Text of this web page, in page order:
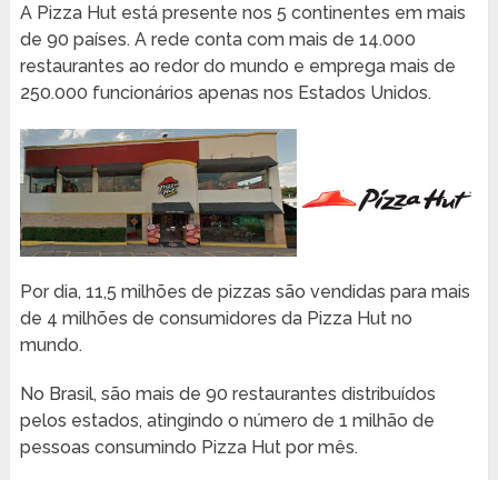
A Pizza Hut está presente nos 5 continentes em mais
de 90 países. A rede conta com mais de 14.000
restaurantes ao redor do mundo e emprega mais de
250.000 funcionários apenas nos Estados Unidos.
Por dia, 11,5 milhões de pizzas são vendidas para mais
de 4 milhões de consumidores da Pizza Hut no
mundo.
No Brasil, são mais de 90 restaurantes distribuídos
pelos estados, atingindo o número de 1 milhão de
pessoas consumindo Pizza Hut por mês.